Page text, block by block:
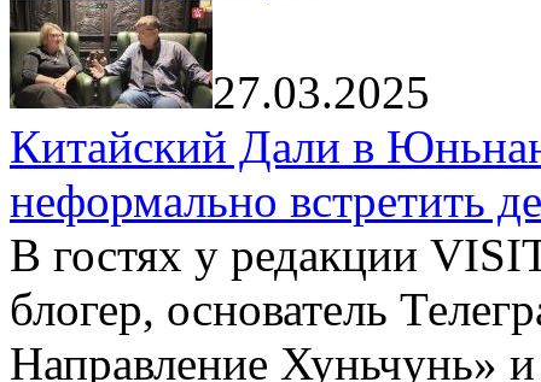
27.03.2025
Китайский Дали в
неформально встретить
В гостях у редакции
блогер, основатель
Направление Хуньчунь»